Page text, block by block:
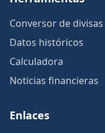
Conversor de divisas
Datos históricos
Calculadora
Noticias financieras
Enlaces